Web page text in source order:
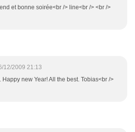
et bonne soirée<br /> line<br /> <br />
12/2009 21:13
Happy new Year! All the best. Tobias<br />